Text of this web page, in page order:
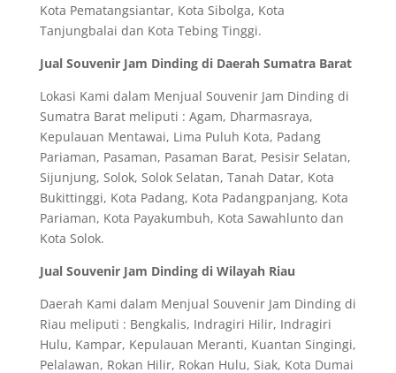
Kota Pematangsiantar, Kota Sibolga, Kota
Tanjungbalai dan Kota Tebing Tinggi.
Jual Souvenir Jam Dinding di Daerah Sumatra Barat
Lokasi Kami dalam Menjual Souvenir Jam Dinding di
Sumatra Barat meliputi : Agam, Dharmasraya,
Kepulauan Mentawai, Lima Puluh Kota, Padang
Pariaman, Pasaman, Pasaman Barat, Pesisir Selatan,
Sijunjung, Solok, Solok Selatan, Tanah Datar, Kota
Bukittinggi, Kota Padang, Kota Padangpanjang, Kota
Pariaman, Kota Payakumbuh, Kota Sawahlunto dan
Kota Solok.
Jual Souvenir Jam Dinding di Wilayah Riau
Daerah Kami dalam Menjual Souvenir Jam Dinding di
Riau meliputi : Bengkalis, Indragiri Hilir, Indragiri
Hulu, Kampar, Kepulauan Meranti, Kuantan Singingi,
Pelalawan, Rokan Hilir, Rokan Hulu, Siak, Kota Dumai